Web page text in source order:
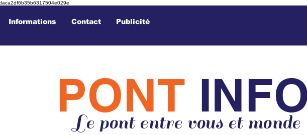
Informations Contact Publicité
PONT
Le pont entre vous et monde